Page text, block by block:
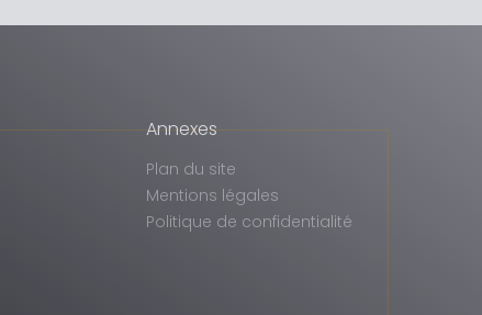
Annexes
Plan du site
Mentions légales
Politique de confidentialité